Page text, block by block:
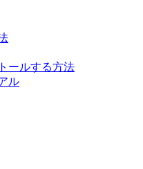
ールする方法
ル